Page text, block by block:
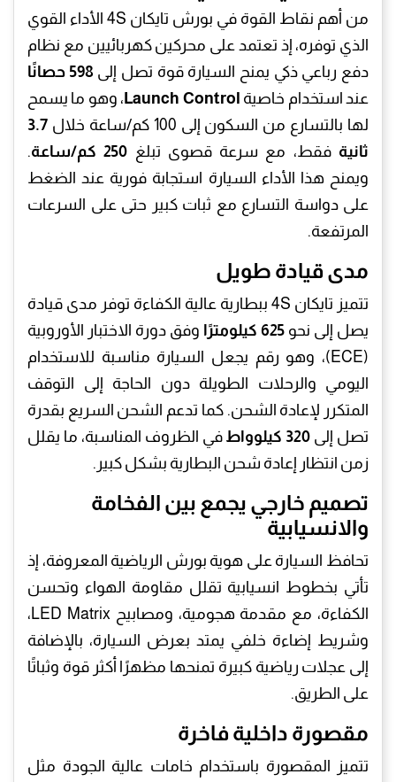
من أهم نقاط القوة في بورش تايكان 4S الأداء القوي
الذي توفره، إذ تعتمد على محركين كهربائيين مع نظام
دفع رباعي ذكي يمنح السيارة قوة تصل إلى 598 حصانًا
عند استخدام خاصية Launch Control، وهو ما يسمح
لها بالتسارع من السكون إلى 100 كم/ساعة خلال
3.7
ثانية فقط، مع سرعة قصوى تبلغ 250 كم/ساعة
.
ويمنح هذا الأداء السيارة استجابة فورية عند الضغط
على دواسة التسارع مع ثبات كبير حتى على السرعات
المرتفعة.
مدى قيادة طويل
تتميز تايكان 4S ببطارية عالية الكفاءة توفر مدى قيادة
يصل إلى نحو 625 كيلومترًا
وفق دورة الاختبار الأوروبية
(ECE)، وهو رقم يجعل السيارة مناسبة للاستخدام
اليومي والرحلات الطويلة دون الحاجة إلى التوقف
المتكرر لإعادة الشحن. كما تدعم الشحن السريع بقدرة
تصل إلى 320 كيلوواط
في الظروف المناسبة، ما يقلل
زمن انتظار إعادة شحن البطارية بشكل كبير.
تصميم خارجي يجمع بين الفخامة
والانسيابية
تحافظ السيارة على هوية بورش الرياضية المعروفة، إذ
تأتي بخطوط انسيابية تقلل مقاومة الهواء وتحسن
الكفاءة، مع مقدمة هجومية، ومصابيح LED Matrix،
وشريط إضاءة خلفي يمتد بعرض السيارة، بالإضافة
إلى عجلات رياضية كبيرة تمنحها مظهرًا أكثر قوة وثباتًا
على الطريق.
مقصورة داخلية فاخرة
تتميز المقصورة باستخدام خامات عالية الجودة مثل